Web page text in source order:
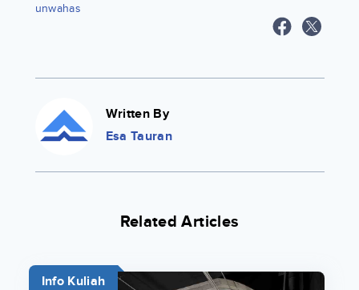
unwahas
Written By
Esa Tauran
Related Articles
Info Kuliah